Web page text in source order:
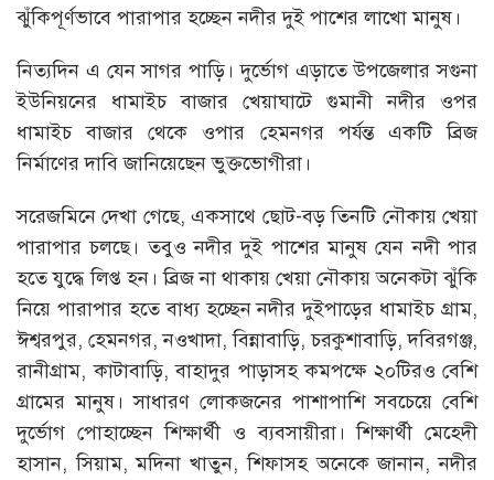
ঝুঁকিপূর্ণভাবে পারাপার হচ্ছেন নদীর দুই পাশের লাখো মানুষ।
নিত্যদিন এ যেন সাগর পাড়ি। দুর্ভোগ এড়াতে উপজেলার সগুনা
ইউনিয়নের ধামাইচ বাজার খেয়াঘাটে গুমানী নদীর ওপর
ধামাইচ বাজার থেকে ওপার হেমনগর পর্যন্ত একটি ব্রিজ
নির্মাণের দাবি জানিয়েছেন ভুক্তভোগীরা।
সরেজমিনে দেখা গেছে, একসাথে ছোট-বড় তিনটি নৌকায় খেয়া
পারাপার চলছে। তবুও নদীর দুই পাশের মানুষ যেন নদী পার
হতে যুদ্ধে লিপ্ত হন। ব্রিজ না থাকায় খেয়া নৌকায় অনেকটা ঝুঁকি
নিয়ে পারাপার হতে বাধ্য হচ্ছেন নদীর দুইপাড়ের ধামাইচ গ্রাম,
ঈশ্বরপুর, হেমনগর, নওখাদা, বিন্নাবাড়ি, চরকুশাবাড়ি, দবিরগঞ্জ,
রানীগ্রাম, কাটাবাড়ি, বাহাদুর পাড়াসহ কমপক্ষে ২০টিরও বেশি
গ্রামের মানুষ। সাধারণ লোকজনের পাশাপাশি সবচেয়ে বেশি
দুর্ভোগ পোহাচ্ছেন শিক্ষার্থী ও ব্যবসায়ীরা। শিক্ষার্থী মেহেদী
হাসান, সিয়াম, মদিনা খাতুন, শিফাসহ অনেকে জানান, নদীর